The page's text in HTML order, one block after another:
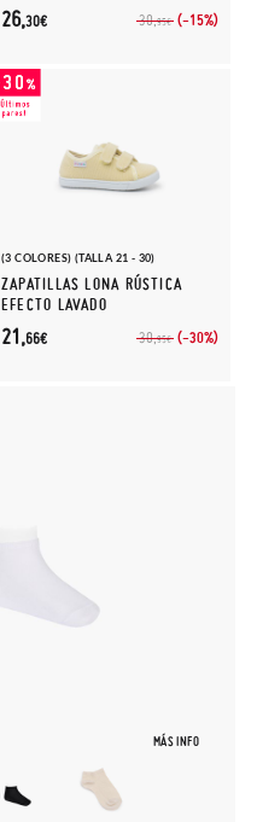
30,95€ (-15%)
26,30€
(3 COLORES) (TALLA 21 - 30)
ZAPATILLAS LONA RÚSTICA
EFECTO LAVADO
30,95€ (-30%)
21,66€
MÁS INFO